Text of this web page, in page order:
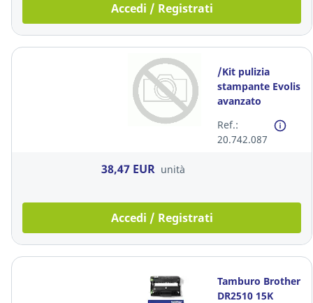
Accedi / Registrati
/Kit pulizia
stampante Evolis
avanzato
Ref.:
20.742.087
38,47 EUR unità
Accedi / Registrati
Tamburo Brother
DR2510 15K